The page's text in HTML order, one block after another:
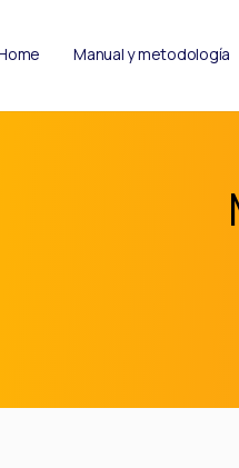
Manual y metodología